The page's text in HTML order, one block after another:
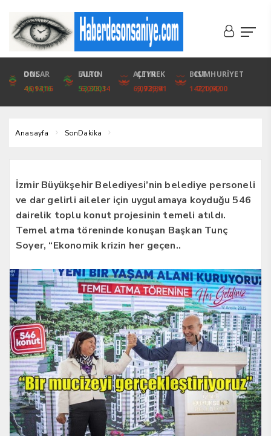
DOLAR
46,1316
EURO
53,3001
ALTIN
6,073,34
BIST
1.720,92
ONS
4,094,16
ALTIN
6,073,34
ÇEYREK
9,929,91
CUMHURİYET
42,104,00
Anasayfa SonDakika
İzmir Büyükşehir Belediyesi’nin belediye personeli
ve dar gelirli aileler için uygulamaya koyduğu 546
dairelik toplu konut projesinin temeli atıldı.
Temel atma töreninde konuşan Başkan Tunç
Soyer, “Ekonomik krizin her geçen..